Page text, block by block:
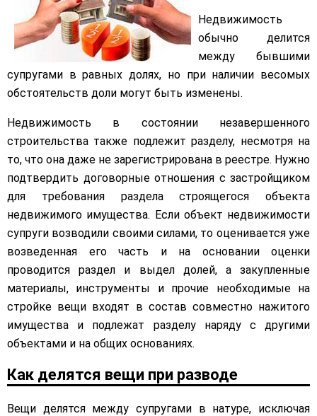
Недвижимость
обычно делится
между бывшими
супругами в равных долях, но при наличии весомых
обстоятельств доли могут быть изменены.
Недвижимость в состоянии незавершенного
строительства также подлежит разделу, несмотря на
то, что она даже не зарегистрирована в реестре. Нужно
подтвердить договорные отношения с застройщиком
для требования раздела строящегося объекта
недвижимого имущества. Если объект недвижимости
супруги возводили своими силами, то оценивается уже
возведенная его часть и на основании оценки
проводится раздел и выдел долей, а закупленные
материалы, инструменты и прочие необходимые на
стройке вещи входят в состав совместно нажитого
имущества и подлежат разделу наряду с другими
объектами и на общих основаниях.
Как делятся вещи при разводе
Вещи делятся между супругами в натуре, исключая